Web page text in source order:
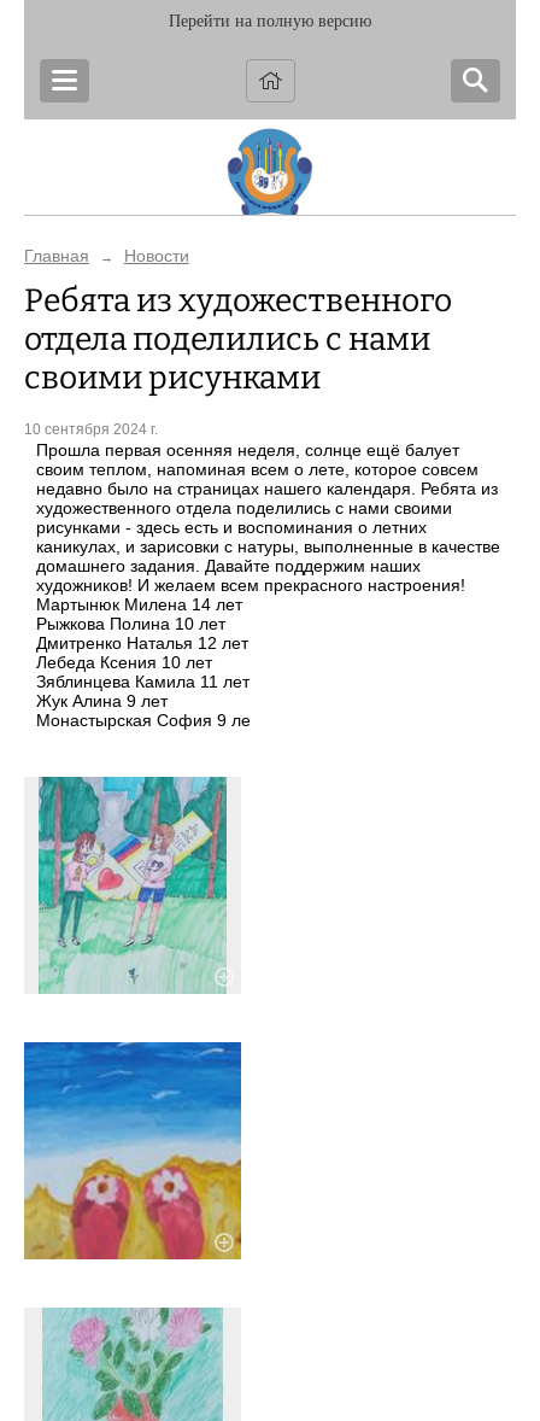
Перейти на полную версию
Главная → Новости
Ребята из художественного
отдела поделились с нами
своими рисунками
10 сентября 2024 г.
Прошла первая осенняя неделя, солнце ещё балует
своим теплом, напоминая всем о лете, которое совсем
недавно было на страницах нашего календаря. Ребята из
художественного отдела поделились с нами своими
рисунками - здесь есть и воспоминания о летних
каникулах, и зарисовки с натуры, выполненные в качестве
домашнего задания. Давайте поддержим наших
художников! И желаем всем прекрасного настроения!
Мартынюк Милена 14 лет
Рыжкова Полина 10 лет
Дмитренко Наталья 12 лет
Лебеда Ксения 10 лет
Зяблинцева Камила 11 лет
Жук Алина 9 лет
Монастырская София 9 ле